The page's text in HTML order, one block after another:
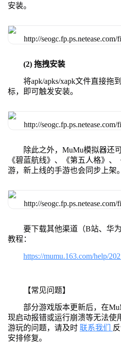
安装。
(2) 拖拽安装
将apk/apks/xapk文件直接拖
标，即可触发安装。
除此之外，MuMu模拟器还
《碧蓝航线》、《第五人格》
游，新上线的手游也会同步上架。
要下载其他渠道（B站、华
教程：
https://mumu.163.com/help/
【常见问题】
部分游戏版本更新后，在
现启动报错或运行崩溃等无法使
游玩的问题，请及时 联系我们
安排修复。